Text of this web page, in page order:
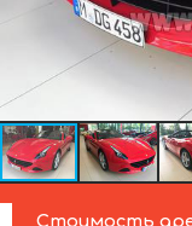
Стоимость